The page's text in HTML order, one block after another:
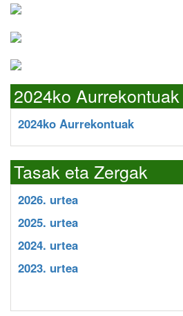
2024ko Aurrekontuak
2024ko Aurrekontuak
Tasak eta Zergak
2026. urtea
2025. urtea
2024. urtea
2023. urtea